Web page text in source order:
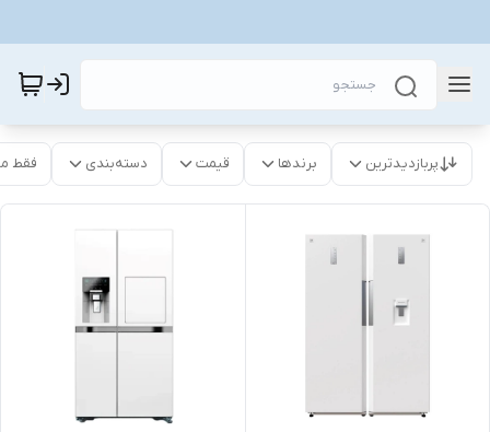
پربازدیدترین برندها قیمت دسته‌بندی فقط